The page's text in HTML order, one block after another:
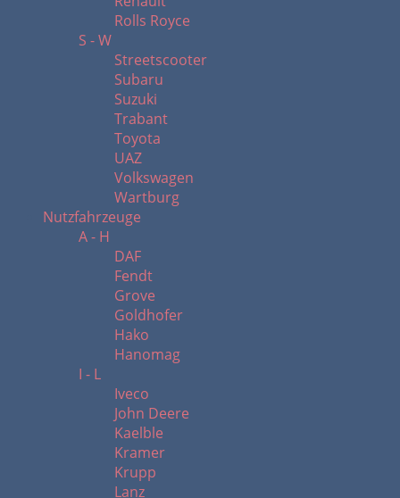
Rolls Royce
S - W
Streetscooter
Subaru
Suzuki
Trabant
Toyota
UAZ
Volkswagen
Wartburg
Nutzfahrzeuge
A - H
DAF
Fendt
Grove
Goldhofer
Hako
Hanomag
I - L
Iveco
John Deere
Kaelble
Kramer
Krupp
Lanz